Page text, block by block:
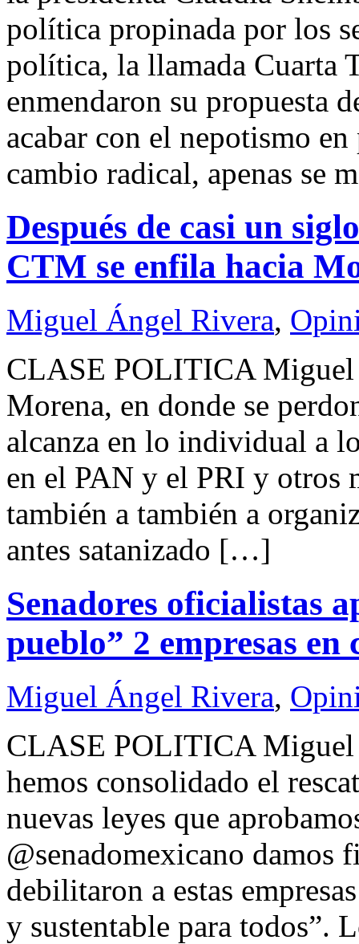
política propinada por los
política, la llamada Cuarta
enmendaron su propuesta
acabar con el nepotismo
cambio radical, apenas
Después de casi un
CTM se enfila hacia
Miguel Ángel Rivera,
CLASE POLITICA
Morena, en donde se
alcanza en lo individual a
en el PAN y el PRI y otros
también a también a
antes satanizado […]
Senadores oficialistas
pueblo” 2 empresas en
Miguel Ángel Rivera,
CLASE POLITICA
hemos consolidado el
nuevas leyes que
@senadomexicano damos
debilitaron a estas
y sustentable para